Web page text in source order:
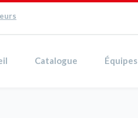
Catalogue Équipes